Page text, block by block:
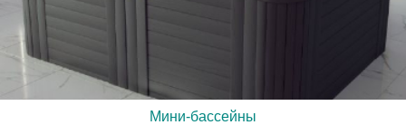
Мини-бассейны